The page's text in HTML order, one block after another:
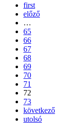
first
előző
…
65
66
67
68
69
70
71
72
73
következő
utolsó